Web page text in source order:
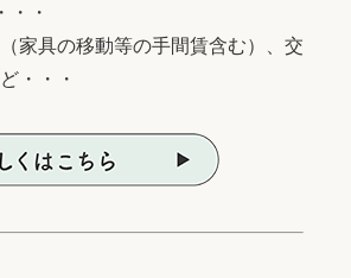
・・
家具の移動等の手間賃含む）、交
・・・